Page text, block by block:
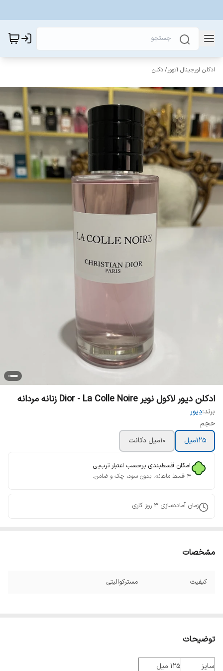
ادکلن اورجینال آتوور/ادکلن
ادکلن دیور لاکول نویر Dior - La Colle Noire زنانه مردانه
برند:دیور
حجم
125ميل
10ميل دکانت
امکان قسط‌بندی برحسب اعتبار ترب‌پی
۴ قسط ماهانه. بدون سود، چک و ضامن.
زمان آماده‌سازی 3 روز کاری
مشخصات
کیفیت مسترکوالیتی
توضیحات
سایز
125 میل